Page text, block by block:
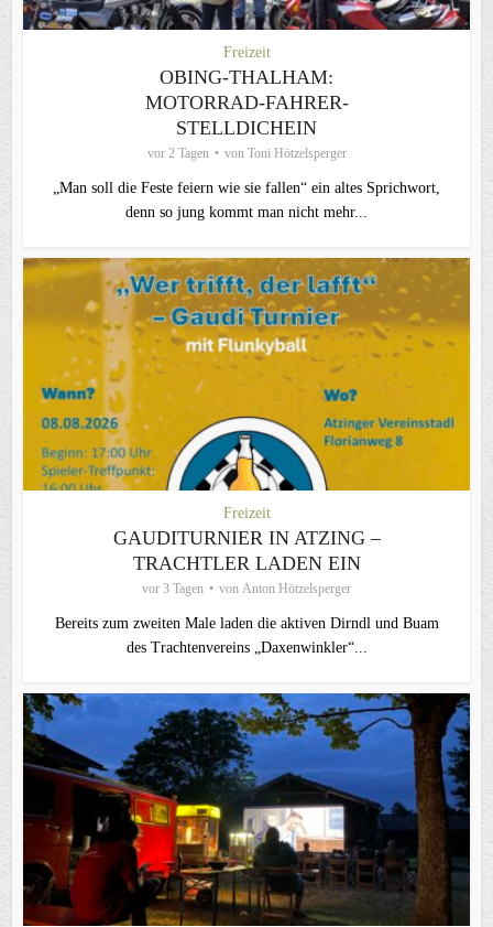
Freizeit
OBING-THALHAM:
MOTORRAD-FAHRER-
STELLDICHEIN
vor 2 Tagen von Toni Hötzelsperger
„Man soll die Feste feiern wie sie fallen“ ein altes Sprichwort,
denn so jung kommt man nicht mehr...
Freizeit
GAUDITURNIER IN ATZING –
TRACHTLER LADEN EIN
vor 3 Tagen von Anton Hötzelsperger
Bereits zum zweiten Male laden die aktiven Dirndl und Buam
des Trachtenvereins „Daxenwinkler“...